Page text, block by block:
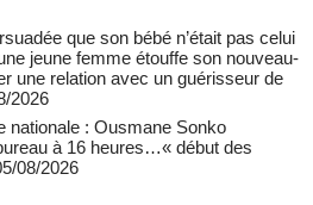
que son bébé n’était pas celui
jeune femme étouffe son nouveau-
une relation avec un guérisseur de
2026
nationale : Ousmane Sonko
à 16 heures…« début des
08/2026